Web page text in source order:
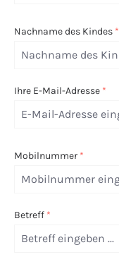
Nachname des Kindes *
Ihre E-Mail-Adresse *
Mobilnummer *
Betreff *